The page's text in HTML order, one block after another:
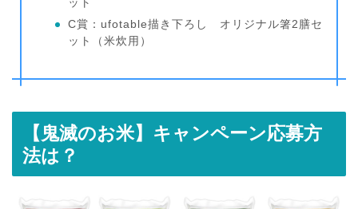
ット
C賞：ufotable描き下ろし オリジナル箸2膳セ
ット（米炊用）
【鬼滅のお米】キャンペーン応募方
法は？